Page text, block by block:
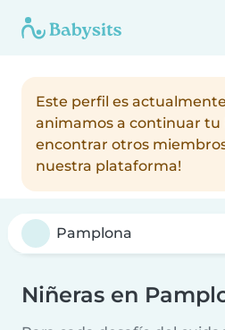
Este perfil es actualmente
animamos a continuar tu
encontrar otros
nuestra plataforma!
Niñeras en